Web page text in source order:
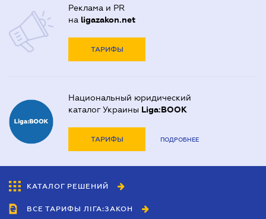
Реклама и PR
на ligazakon.net
ТАРИФЫ
Национальный юридический
каталог Украины Liga:BOOK
ТАРИФЫ ПОДРОБНЕЕ
КАТАЛОГ РЕШЕНИЙ
ВСЕ ТАРИФЫ ЛІГА:ЗАКОН